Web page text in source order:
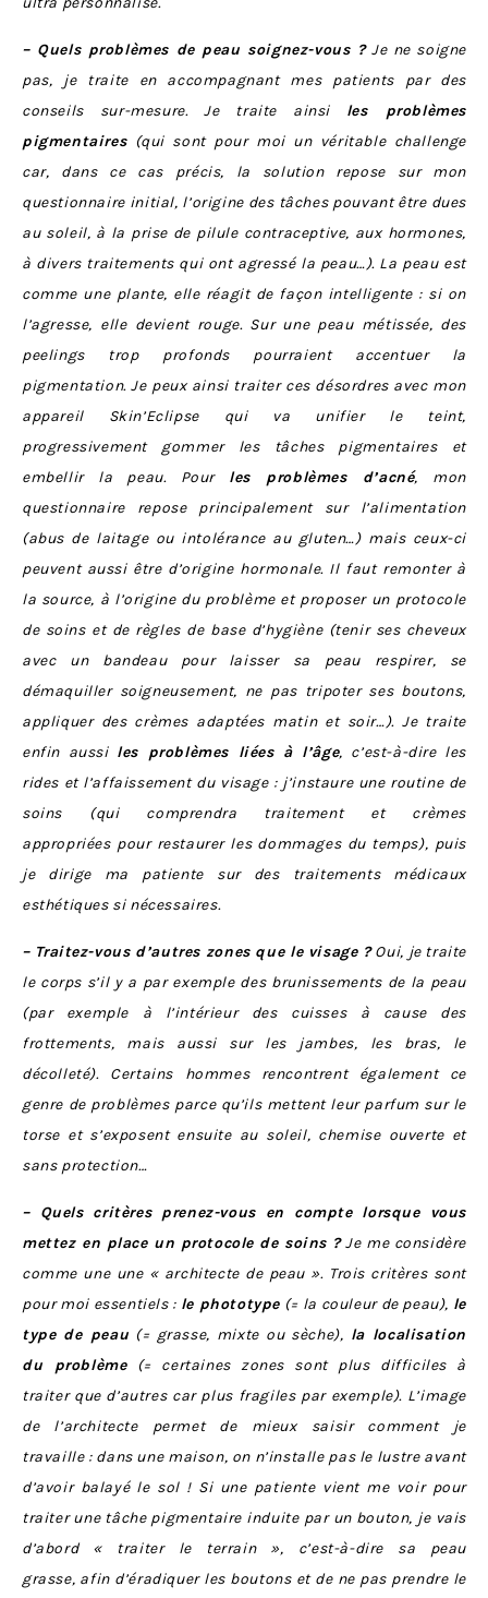
– Quels problèmes de peau soignez-vous ?Je ne soigne
pas, je traite en accompagnant mes patients par des
conseils sur-mesure. Je traite ainsi les problèmes
pigmentaires(qui sont pour moi un véritable challenge
car, dans ce cas précis, la solution repose sur mon
questionnaire initial, l’origine des tâches pouvant être dues
au soleil, à la prise de pilule contraceptive, aux hormones,
à divers traitements qui ont agressé la peau…). La peau est
comme une plante, elle réagit de façon intelligente : si on
l’agresse, elle devient rouge. Sur une peau métissée, des
peelings trop profonds pourraient accentuer la
pigmentation. Je peux ainsi traiter ces désordres avec mon
appareil Skin’Eclipse qui va unifier le teint,
progressivement gommer les tâches pigmentaires et
embellir la peau. Pour les problèmes d’acné, mon
questionnaire repose principalement sur l’alimentation
(abus de laitage ou intolérance au gluten…) mais ceux-ci
peuvent aussi être d’origine hormonale. Il faut remonter à
la source, à l’origine du problème et proposer un protocole
de soins et de règles de base d’hygiène (tenir ses cheveux
avec un bandeau pour laisser sa peau respirer, se
démaquiller soigneusement, ne pas tripoter ses boutons,
appliquer des crèmes adaptées matin et soir…). Je traite
enfin aussi les problèmes liées à l’âge, c’est-à-dire les
rides et l’affaissement du visage : j’instaure une routine de
soins (qui comprendra traitement et crèmes
appropriées pour restaurer les dommages du temps), puis
je dirige ma patiente sur des traitements médicaux
esthétiques si nécessaires.
– Traitez-vous d’autres zones que le visage ?Oui, je traite
le corps s’il y a par exemple des brunissements de la peau
(par exemple à l’intérieur des cuisses à cause des
frottements, mais aussi sur les jambes, les bras, le
décolleté). Certains hommes rencontrent également ce
genre de problèmes parce qu’ils mettent leur parfum sur le
torse et s’exposent ensuite au soleil, chemise ouverte et
sans protection…
– Quels critères prenez-vous en compte lorsque vous
mettez en place un protocole de soins ?Je me considère
comme une une « architecte de peau ». Trois critères sont
pour moi essentiels : le phototype (= la couleur de peau), le
type de peau (= grasse, mixte ou sèche), la localisation
du problème(= certaines zones sont plus difficiles à
traiter que d’autres car plus fragiles par exemple). L’image
de l’architecte permet de mieux saisir comment je
travaille : dans une maison, on n’installe pas le lustre avant
d’avoir balayé le sol ! Si une patiente vient me voir pour
traiter une tâche pigmentaire induite par un bouton, je vais
d’abord « traiter le terrain », c’est-à-dire sa peau
grasse, afin d’éradiquer les boutons et de ne pas prendre le